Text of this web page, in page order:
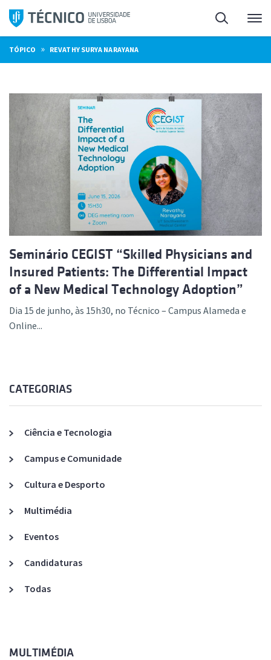
Saltar
para
o
conteúdo
Pesquisa
TÓPICO » REVATHY SURYA NARAYANA
Seminário CEGIST “Skilled Physicians and
Insured Patients: The Differential Impact
of a New Medical Technology Adoption”
Dia 15 de junho, às 15h30, no Técnico – Campus Alameda e
Online...
CATEGORIAS
Ciência e Tecnologia
Campus e Comunidade
Cultura e Desporto
Multimédia
Eventos
Candidaturas
Todas
MULTIMÉDIA